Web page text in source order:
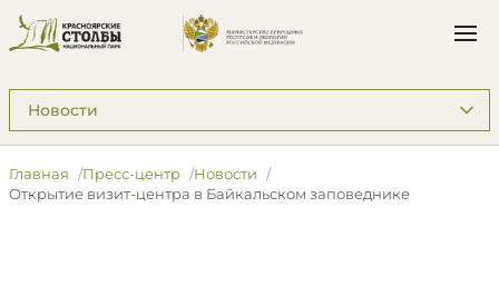
Подразделы: Пресс-центр
Главная Пресс-центр
Новости
Открытие визит-центра в Байкальском заповеднике